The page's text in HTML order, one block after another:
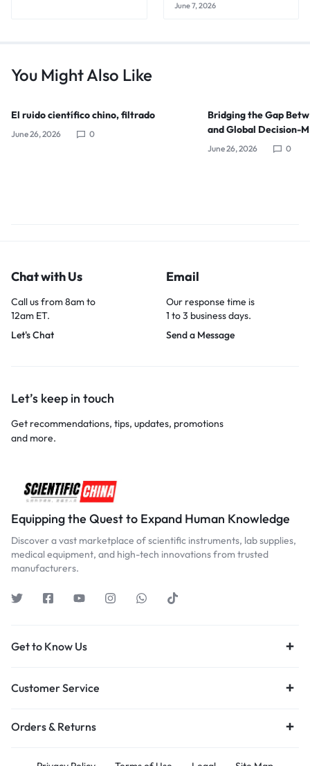
June 7, 2026
You Might Also Like
El ruido científico chino, filtrado
June 26, 2026 0
Bridging the Gap
and Global Decision-
June 26, 2026 0
Chat with Us
Call us from 8am to
12am ET.
Let's Chat
Email
Our response time is
1 to 3 business days.
Send a Message
Let’s keep in touch
Get recommendations, tips, updates, promotions
and more.
Equipping the Quest to Expand Human Knowledge
Discover a vast marketplace of scientific instruments, lab supplies,
medical equipment, and high-tech innovations from trusted
manufacturers.
Get to Know Us
Customer Service
Orders & Returns